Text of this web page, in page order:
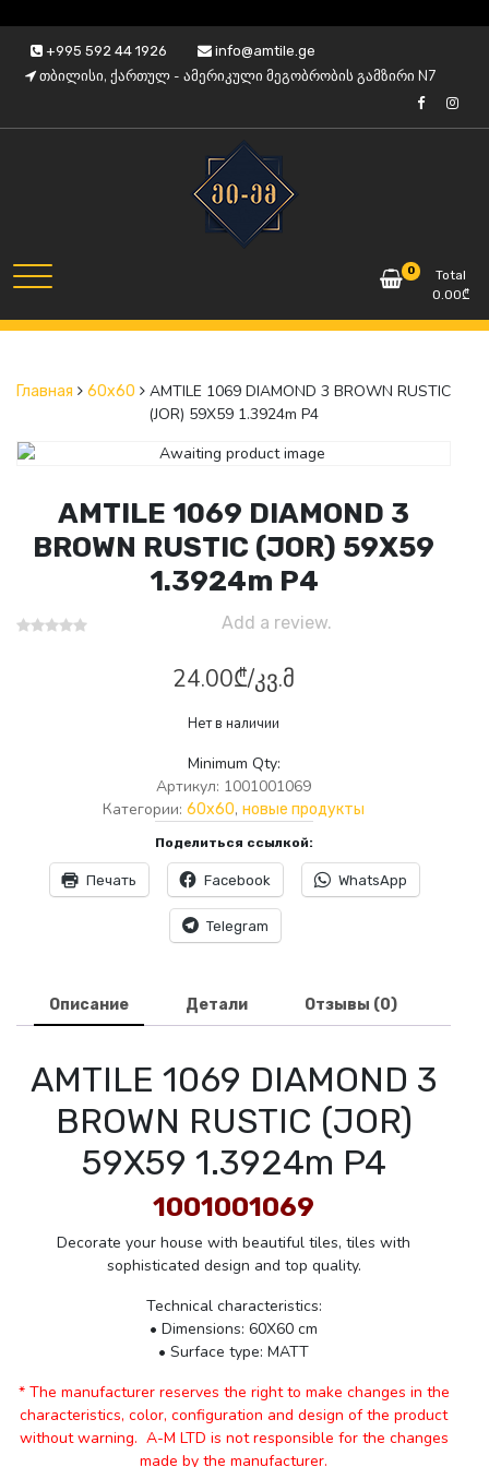
content
+995 592 44 1926 info@amtile.ge
თბილისი, ქართულ - ამერიკული მეგობრობის გამზირი N7
AMTile
Always High Quality 0
Total
0.00₾
Главная 60x60
AMTILE 1069 DIAMOND 3 BROWN RUSTIC
(JOR) 59X59 1.3924m P4
AMTILE 1069 DIAMOND 3
BROWN RUSTIC (JOR) 59X59
1.3924m P4
Add a review.
24.00₾/კვ.მ
Нет в наличии
Minimum Qty:
Артикул: 1001001069
Категории: 60x60, новые продукты
Поделиться ссылкой:
Печать Facebook WhatsApp
Telegram
Описание Детали Отзывы (0)
AMTILE 1069 DIAMOND 3
BROWN RUSTIC (JOR)
59X59 1.3924m P4
1001001069
Decorate your house with beautiful tiles, tiles with
sophisticated design and top quality.
Technical characteristics:
• Dimensions: 60X60 cm
• Surface type: MATT
* The manufacturer reserves the right to make changes in the
characteristics, color, configuration and design of the product
without warning. A-M LTD is not responsible for the changes
made by the manufacturer.